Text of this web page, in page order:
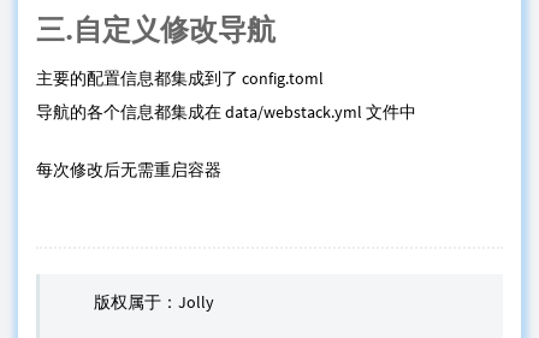
三.自定义修改导航
主要的配置信息都集成到了 config.toml
导航的各个信息都集成在 data/webstack.yml 文件中
每次修改后无需重启容器
版权属于：Jolly